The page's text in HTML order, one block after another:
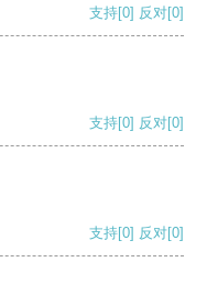
支持[0] 反对[0]
支持[0] 反对[0]
支持[0] 反对[0]